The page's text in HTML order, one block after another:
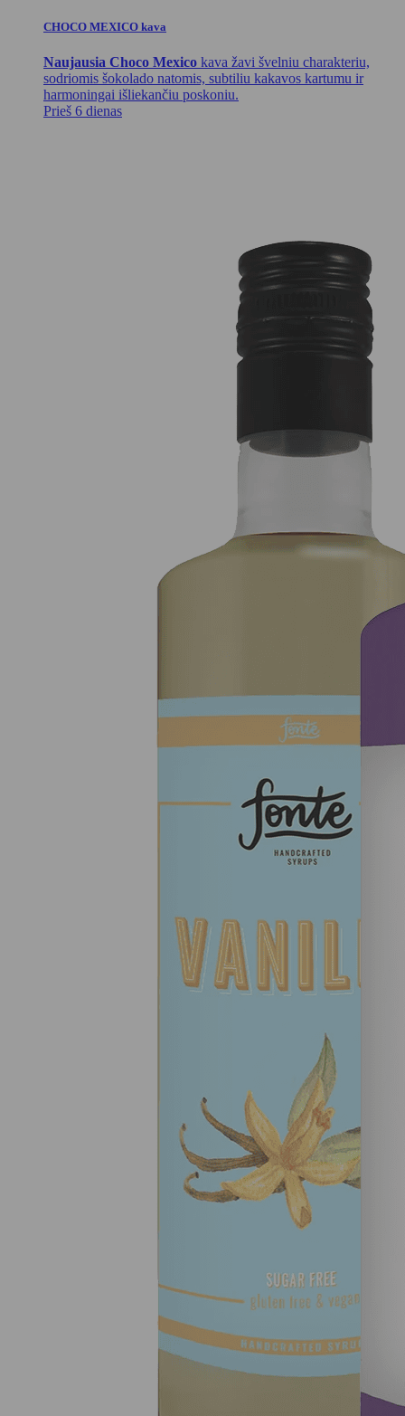
CHOCO MEXICO kava
Naujausia Choco Mexico kava žavi švelniu charakteriu,
sodriomis šokolado natomis, subtiliu kakavos kartumu ir
harmoningai išliekančiu poskoniu.
Prieš 6 dienas